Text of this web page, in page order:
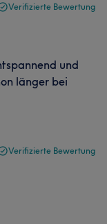
Verifizierte Bewertung
und
länger bei
Verifizierte Bewertung